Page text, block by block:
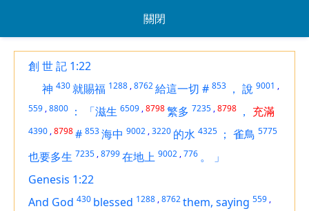
關閉
創 世 記 1:22
神 430就賜福 1288 ,8762給這一切 # 853 ， 說 9001 ,
559 ,8800 ： 「滋生 6509 ,8798繁多 7235 ,8798 ， 充滿
4390 ,8798# 853海中 9002 ,3220 的水 4325 ； 雀鳥 5775
也要多生 7235 ,8799在地上 9002 ,776 。
」
Genesis 1:22
And God 430 blessed 1288 ,8762them, saying 559 ,